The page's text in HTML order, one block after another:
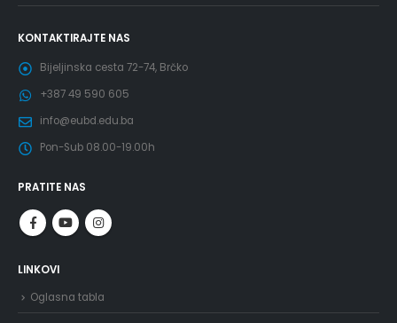
KONTAKTIRAJTE NAS
Bijeljinska cesta 72-74, Brčko
+387 49 590 605
info@eubd.edu.ba
Pon-Sub 08.00-19.00h
PRATITE NAS
LINKOVI
Oglasna tabla